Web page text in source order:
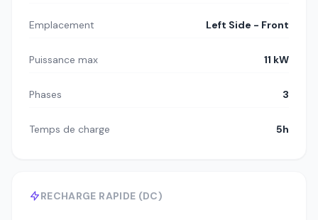
Emplacement Left Side - Front
Puissance max 11 kW
Phases 3
Temps de charge 5h
RECHARGE RAPIDE (DC)